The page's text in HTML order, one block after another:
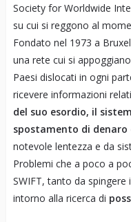
Society for Worldwide
su cui si reggono al
Fondato nel 1973 a
una rete cui si
Paesi dislocati in ogni
ricevere informazioni
del suo esordio, il
spostamento di denaro
notevole lentezza e da
Problemi che a poco a
SWIFT, tanto da
intorno alla ricerca di